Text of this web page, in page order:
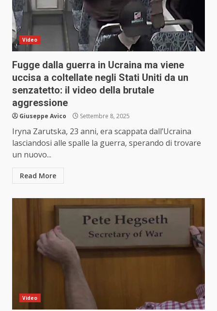
Video
Fugge dalla guerra in Ucraina ma viene
uccisa a coltellate negli Stati Uniti da un
senzatetto: il video della brutale
aggressione
Giuseppe Avico Settembre 8, 2025
Iryna Zarutska, 23 anni, era scappata dall’Ucraina
lasciandosi alle spalle la guerra, sperando di trovare
un nuovo...
Read More
Video